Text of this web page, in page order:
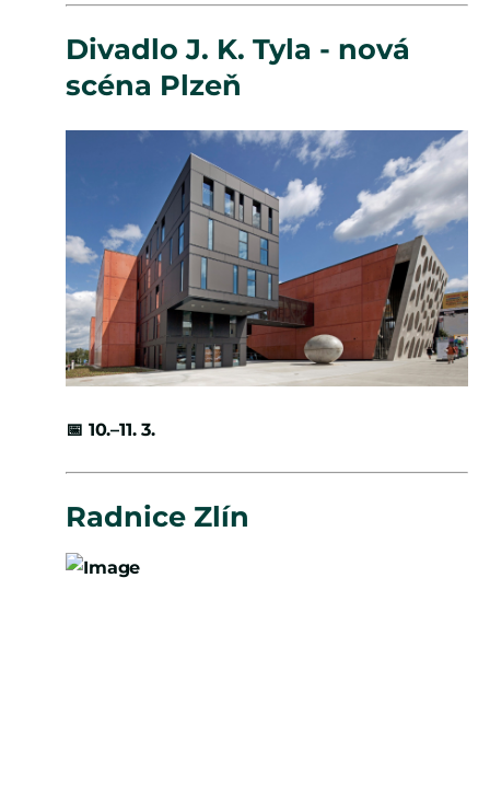
Divadlo J. K. Tyla - nová
scéna Plzeň
📅 10.–11. 3.
Radnice Zlín